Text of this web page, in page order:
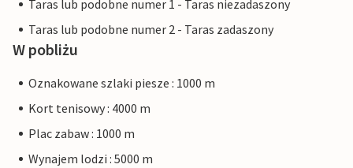
Taras lub podobne numer 1 - Taras niezadaszony
Taras lub podobne numer 2 - Taras zadaszony
W pobliżu
Oznakowane szlaki piesze : 1000 m
Kort tenisowy : 4000 m
Plac zabaw : 1000 m
Wynajem lodzi : 5000 m